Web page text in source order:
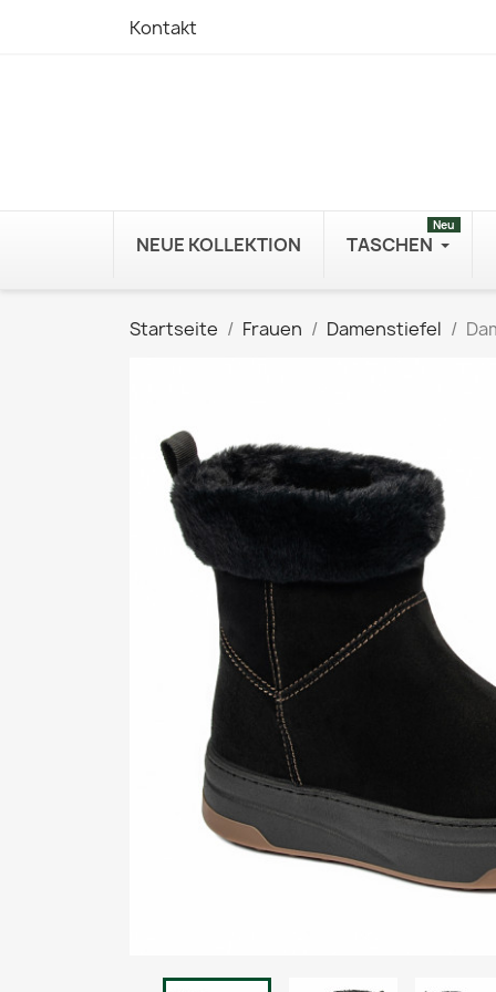
Kontakt
NEUE KOLLEKTION TASCHEN
Neu
Startseite Frauen Damenstiefel